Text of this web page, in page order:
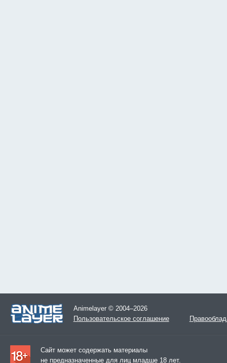
Animelayer © 2004–2026
Пользовательское соглашение
Сайт может содержать материалы
не предназначенные для лиц младше 18 лет.